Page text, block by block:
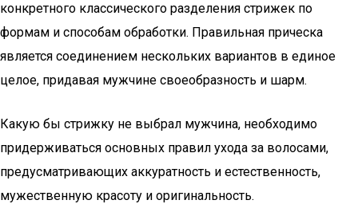
конкретного классического разделения стрижек по
формам и способам обработки. Правильная прическа
является соединением нескольких вариантов в единое
целое, придавая мужчине своеобразность и шарм.
Какую бы стрижку не выбрал мужчина, необходимо
придерживаться основных правил ухода за волосами,
предусматривающих аккуратность и естественность,
мужественную красоту и оригинальность.